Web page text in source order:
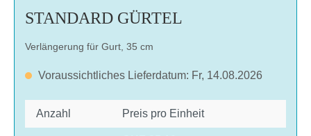
STANDARD GÜRTEL
Verlängerung für Gurt, 35 cm
Voraussichtliches Lieferdatum: Fr, 14.08.2026
Anzahl Preis pro Einheit